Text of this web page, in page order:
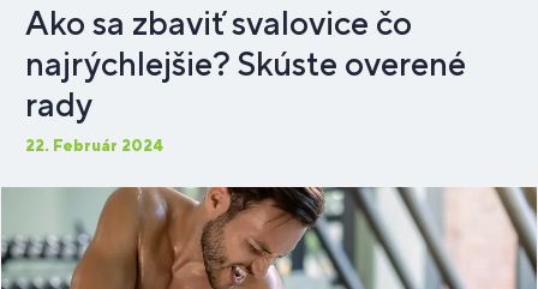
Ako sa zbaviť svalovice čo
najrýchlejšie? Skúste overené
rady
22. Február 2024